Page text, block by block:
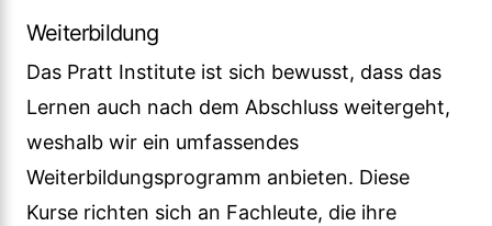
Weiterbildung
Das Pratt Institute ist sich bewusst, dass das
Lernen auch nach dem Abschluss weitergeht,
weshalb wir ein umfassendes
Weiterbildungsprogramm anbieten. Diese
Kurse richten sich an Fachleute, die ihre